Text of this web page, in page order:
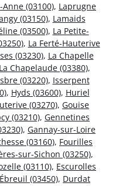
(03100), Laprugne
(03150), Lamaids
(03500), La Petite-
, La Ferté-Hauterive
(03230), La Chapelle
La Chapelaude (03380),
(03220), Isserpent
, Hyds (03600), Huriel
(03270), Gouise
(03210), Gennetines
, Gannay-sur-Loire
(03160), Fourilles
sur-Sichon (03250),
(03110), Escurolles
Ébreuil (03450), Durdat